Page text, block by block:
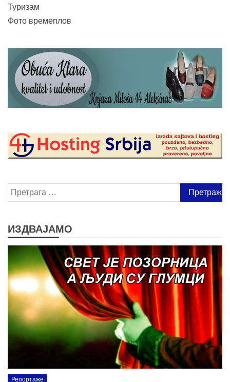
Туризам
Фото времеплов
Претрага
за:
ИЗДВАЈАМО
Репортаже